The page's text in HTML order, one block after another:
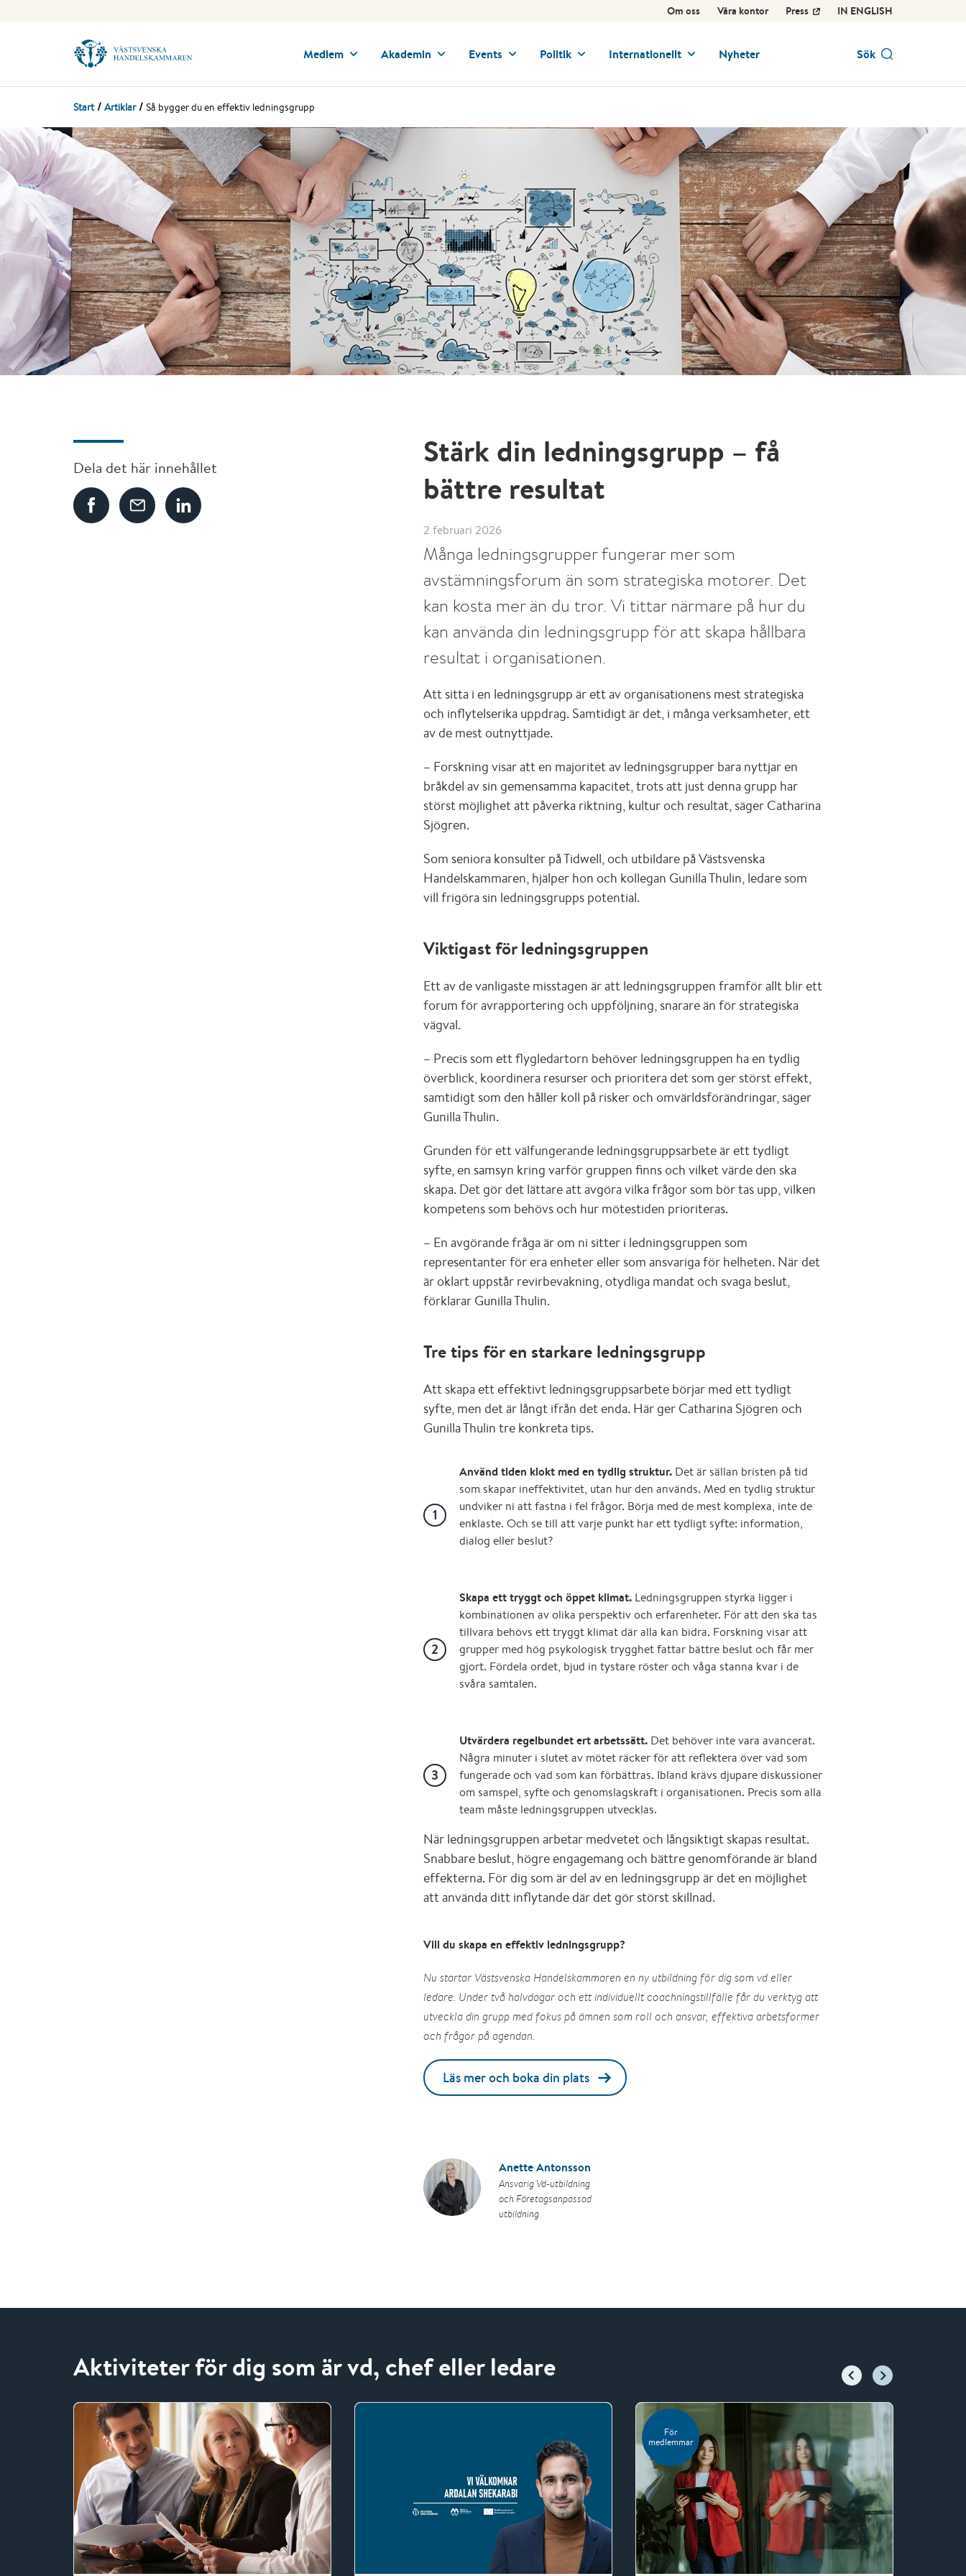
Om oss Våra kontor Press IN ENGLISH
Medlem Akademin Events Politik Internationellt Nyheter Sök
Start Artiklar Så bygger du en effektiv ledningsgrupp
Dela det här innehållet
Stärk din ledningsgrupp – få
bättre resultat
2 februari 2026
Många ledningsgrupper fungerar mer som
avstämningsforum än som strategiska motorer. Det
kan kosta mer än du tror. Vi tittar närmare på hur du
kan använda din ledningsgrupp för att skapa hållbara
resultat i organisationen.
Att sitta i en ledningsgrupp är ett av organisationens mest strategiska
och inflytelserika uppdrag. Samtidigt är det, i många verksamheter, ett
av de mest outnyttjade.
– Forskning visar att en majoritet av ledningsgrupper bara nyttjar en
bråkdel av sin gemensamma kapacitet, trots att just denna grupp har
störst möjlighet att påverka riktning, kultur och resultat, säger Catharina
Sjögren.
Som seniora konsulter på Tidwell, och utbildare på Västsvenska
Handelskammaren, hjälper hon och kollegan Gunilla Thulin, ledare som
vill frigöra sin ledningsgrupps potential.
Viktigast för ledningsgruppen
Ett av de vanligaste misstagen är att ledningsgruppen framför allt blir ett
forum för avrapportering och uppföljning, snarare än för strategiska
vägval.
– Precis som ett flygledartorn behöver ledningsgruppen ha en tydlig
överblick, koordinera resurser och prioritera det som ger störst effekt,
samtidigt som den håller koll på risker och omvärldsförändringar, säger
Gunilla Thulin.
Grunden för ett välfungerande ledningsgruppsarbete är ett tydligt
syfte, en samsyn kring varför gruppen finns och vilket värde den ska
skapa. Det gör det lättare att avgöra vilka frågor som bör tas upp, vilken
kompetens som behövs och hur mötestiden prioriteras.
– En avgörande fråga är om ni sitter i ledningsgruppen som
representanter för era enheter eller som ansvariga för helheten. När det
är oklart uppstår revirbevakning, otydliga mandat och svaga beslut,
förklarar Gunilla Thulin.
Tre tips för en starkare ledningsgrupp
Att skapa ett effektivt ledningsgruppsarbete börjar med ett tydligt
syfte, men det är långt ifrån det enda. Här ger Catharina Sjögren och
Gunilla Thulin tre konkreta tips.
Använd tiden klokt med en tydlig struktur. Det är sällan bristen på tid
som skapar ineffektivitet, utan hur den används. Med en tydlig struktur
undviker ni att fastna i fel frågor. Börja med de mest komplexa, inte de
enklaste. Och se till att varje punkt har ett tydligt syfte: information,
dialog eller beslut?
Skapa ett tryggt och öppet klimat. Ledningsgruppen styrka ligger i
kombinationen av olika perspektiv och erfarenheter. För att den ska tas
tillvara behövs ett tryggt klimat där alla kan bidra. Forskning visar att
grupper med hög psykologisk trygghet fattar bättre beslut och får mer
gjort. Fördela ordet, bjud in tystare röster och våga stanna kvar i de
svåra samtalen.
Utvärdera regelbundet ert arbetssätt. Det behöver inte vara avancerat.
Några minuter i slutet av mötet räcker för att reflektera över vad som
fungerade och vad som kan förbättras. Ibland krävs djupare diskussioner
om samspel, syfte och genomslagskraft i organisationen. Precis som alla
team måste ledningsgruppen utvecklas.
När ledningsgruppen arbetar medvetet och långsiktigt skapas resultat.
Snabbare beslut, högre engagemang och bättre genomförande är bland
effekterna. För dig som är del av en ledningsgrupp är det en möjlighet
att använda ditt inflytande där det gör störst skillnad.
Vill du skapa en effektiv ledningsgrupp?
Nu startar Västsvenska Handelskammaren en ny utbildning för dig som vd eller
ledare. Under två halvdagar och ett individuellt coachningstillfälle får du verktyg att
utveckla din grupp med fokus på ämnen som roll och ansvar, effektiva arbetsformer
och frågor på agendan.
Läs mer och boka din plats
Anette Antonsson
Ansvarig Vd-utbildning
och Företagsanpassad
utbildning
Aktiviteter för dig som är vd, chef eller ledare
För
medlemmar